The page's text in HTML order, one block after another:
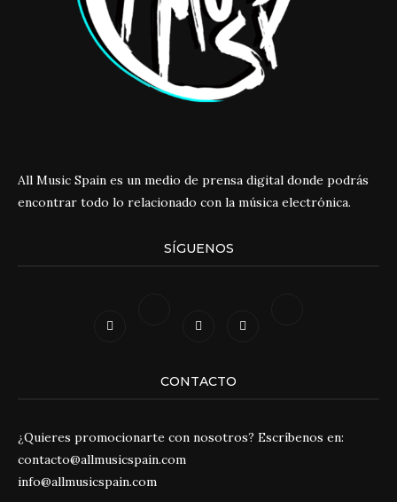
All Music Spain es un medio de prensa digital donde podrás
encontrar todo lo relacionado con la música electrónica.
SÍGUENOS
CONTACTO
¿Quieres promocionarte con nosotros? Escríbenos en:
contacto@allmusicspain.com
info@allmusicspain.com